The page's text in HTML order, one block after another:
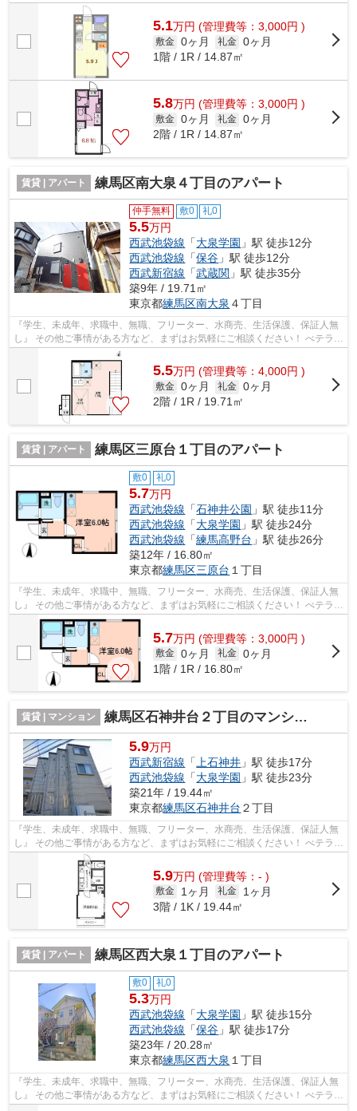
スタッフが対応致しますのでご希望...
5.1万円 (管理費等：3,000円 )
敷金 0ヶ月 礼金 0ヶ月
1階 / 1R / 14.87㎡
5.8万円 (管理費等：3,000円 )
敷金 0ヶ月 礼金 0ヶ月
2階 / 1R / 14.87㎡
賃貸 | アパート 練馬区南大泉４丁目のアパート
仲手無料 敷0 礼0
5.5万円
西武池袋線 「大泉学園 」駅 徒歩12分
西武池袋線 「保谷 」駅 徒歩12分
西武新宿線 「武蔵関 」駅 徒歩35分
築9年 / 19.71㎡
東京都練馬区南大泉 ４丁目
『学生、未成年、求職中、無職、フリーター、水商売、生活保護、保証人無
し』 その他ご事情がある方など、まずはお気軽にご相談ください！ べテラン
スタッフが対応致しますのでご希望...
5.5万円 (管理費等：4,000円 )
敷金 0ヶ月 礼金 0ヶ月
2階 / 1R / 19.71㎡
賃貸 | アパート 練馬区三原台１丁目のアパート
敷0 礼0
5.7万円
西武池袋線 「石神井公園 」駅 徒歩11分
西武池袋線 「大泉学園 」駅 徒歩24分
西武池袋線 「練馬高野台 」駅 徒歩26分
築12年 / 16.80㎡
東京都練馬区三原台 １丁目
『学生、未成年、求職中、無職、フリーター、水商売、生活保護、保証人無
し』 その他ご事情がある方など、まずはお気軽にご相談ください！ べテラン
スタッフが対応致しますのでご希望...
5.7万円 (管理費等：3,000円 )
敷金 0ヶ月 礼金 0ヶ月
1階 / 1R / 16.80㎡
賃貸 | マンション 練馬区石神井台２丁目のマンション
5.9万円
西武新宿線 「 上石神井 」駅 徒歩17分
西武池袋線 「大泉学園 」駅 徒歩23分
築21年 / 19.44㎡
東京都練馬区石神井台 ２丁目
『学生、未成年、求職中、無職、フリーター、水商売、生活保護、保証人無
し』 その他ご事情がある方など、まずはお気軽にご相談ください！ べテラン
スタッフが対応致しますのでご希望...
5.9万円 (管理費等：- )
敷金 1ヶ月 礼金
1ヶ月
3階 / 1K / 19.44㎡
賃貸 | アパート 練馬区西大泉１丁目のアパート
敷0 礼0
5.3万円
西武池袋線 「大泉学園 」駅 徒歩15分
西武池袋線 「保谷 」駅 徒歩17分
築23年 / 20.28㎡
東京都練馬区西大泉 １丁目
『学生、未成年、求職中、無職、フリーター、水商売、生活保護、保証人無
し』 その他ご事情がある方など、まずはお気軽にご相談ください！ べテラン